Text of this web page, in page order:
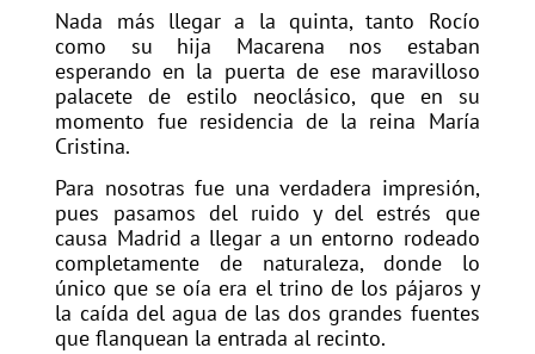
Nada más llegar a la quinta, tanto Rocío
como su hija Macarena nos estaban
esperando en la puerta de ese maravilloso
palacete de estilo neoclásico, que en su
momento fue residencia de la reina María
Cristina.
Para nosotras fue una verdadera impresión,
pues pasamos del ruido y del estrés que
causa Madrid a llegar a un entorno rodeado
completamente de naturaleza, donde lo
único que se oía era el trino de los pájaros y
la caída del agua de las dos grandes fuentes
que flanquean la entrada al recinto.